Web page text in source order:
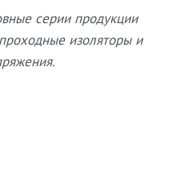
серии продукции
изоляторы и